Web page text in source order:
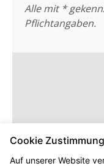
Alle mit *
Pflichtangaben.
Cookie Zustimmung
Auf unserer Website